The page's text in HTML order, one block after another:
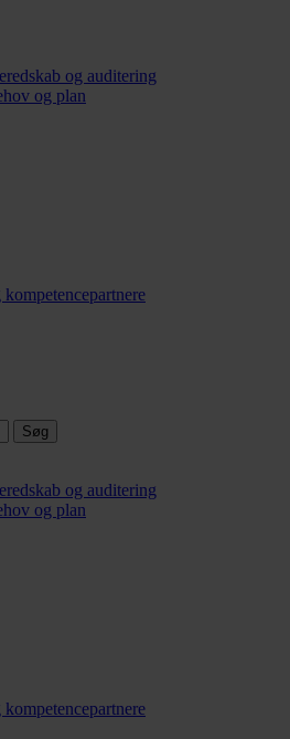
og auditering
og plan
kompetencepartnere
og auditering
og plan
kompetencepartnere